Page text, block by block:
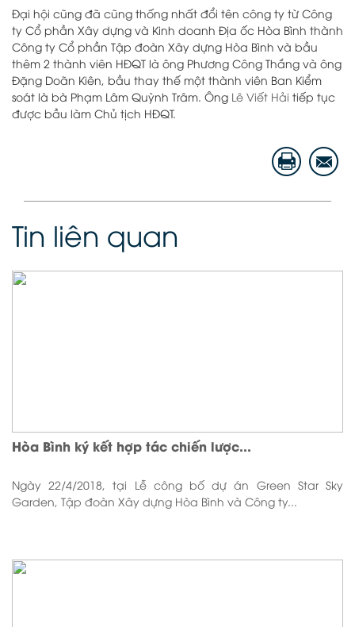
Đại hội cũng đã cũng thống nhất đổi tên công ty từ Công
ty Cổ phần Xây dựng và Kinh doanh Địa ốc Hòa Bình thành
Công ty Cổ phần Tập đoàn Xây dựng Hòa Bình và bầu
thêm 2 thành viên HĐQT là ông Phương Công Thắng và ông
Đặng Doãn Kiên, bầu thay thế một thành viên Ban Kiểm
soát là bà Phạm Lâm Quỳnh Trâm. Ông Lê Viết Hải tiếp tục
được bầu làm Chủ tịch HĐQT.
Tin liên quan
Hòa Bình ký kết hợp tác chiến lược...
Ngày 22/4/2018, tại Lễ công bố dự án Green Star Sky
Garden, Tập đoàn Xây dựng Hòa Bình và Công ty...